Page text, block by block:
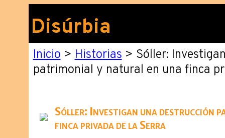
Disúrbia
Inicio>Historias> Sóller:
patrimonial y natural en una finca
Sóller: Investigan una destrucción
finca privada de la Serra